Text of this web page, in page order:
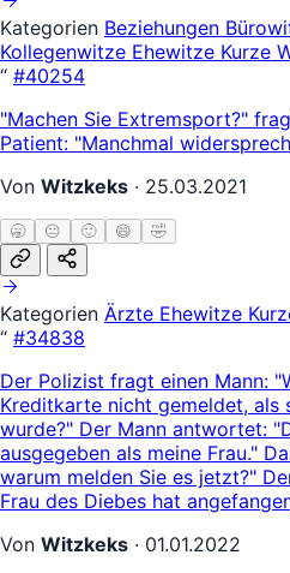
Kategorien Beziehungen
Kollegenwitze Ehewitze Kurze
“ #40254
"Machen Sie Extremsport?"
Patient: "Manchmal
Von Witzkeks · 25.03.2021
🥱 😐 🙂 😄 🤣
Kategorien Ärzte Ehewitze
“ #34838
Der Polizist fragt einen Mann:
Kreditkarte nicht gemeldet, als
wurde?" Der Mann antwortet:
ausgegeben als meine Frau."
warum melden Sie es jetzt?"
Frau des Diebes hat
Von Witzkeks · 01.01.2022